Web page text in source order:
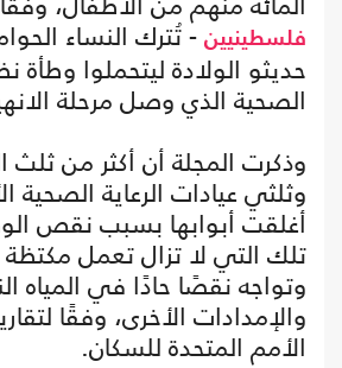
فلسطينيين - تُترك النساء
حديثو الولادة ليتحملوا وطأة
الصحية الذي وصل مرحلة
وذكرت المجلة أن أكثر من
وثلثي عيادات الرعاية الصحية
أغلقت أبوابها بسبب نقص
تلك التي لا تزال تعمل مكتظة
وتواجه نقصًا حادًا في المياه
والإمدادات الأخرى، وفقًا
الأمم المتحدة للسكان.